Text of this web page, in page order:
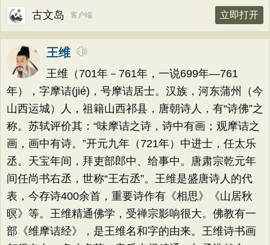
古文岛 客户端 立即打开
王维
王维（701年－761年，一说699年—761
年），字摩诘(jié)，号摩诘居士。汉族，河东蒲州（今
山西运城）人，祖籍山西祁县，唐朝诗人，有“诗佛”之
称。苏轼评价其：“味摩诘之诗，诗中有画；观摩诘之
画，画中有诗。”开元九年（721年）中进士，任太乐
丞。天宝年间，拜吏部郎中、给事中。唐肃宗乾元年
间任尚书右丞，世称“王右丞”。王维是盛唐诗人的代
表，今存诗400余首，重要诗作有《相思》《山居秋
暝》等。王维精通佛学，受禅宗影响很大。佛教有一
部《维摩诘经》，是王维名和字的由来。王维诗书画